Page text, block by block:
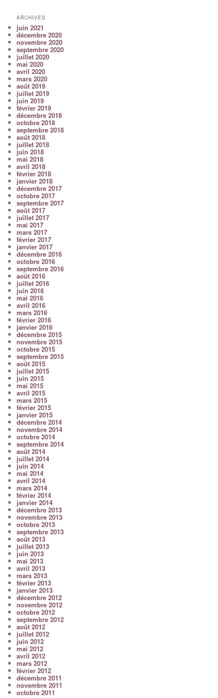
ARCHIVES
juin 2021
décembre 2020
novembre 2020
septembre 2020
juillet 2020
mai 2020
avril 2020
mars 2020
août 2019
juillet 2019
juin 2019
février 2019
décembre 2018
octobre 2018
septembre 2018
août 2018
juillet 2018
juin 2018
mai 2018
avril 2018
février 2018
janvier 2018
décembre 2017
octobre 2017
septembre 2017
août 2017
juillet 2017
mai 2017
mars 2017
février 2017
janvier 2017
décembre 2016
octobre 2016
septembre 2016
août 2016
juillet 2016
juin 2016
mai 2016
avril 2016
mars 2016
février 2016
janvier 2016
décembre 2015
novembre 2015
octobre 2015
septembre 2015
août 2015
juillet 2015
juin 2015
mai 2015
avril 2015
mars 2015
février 2015
janvier 2015
décembre 2014
novembre 2014
octobre 2014
septembre 2014
août 2014
juillet 2014
juin 2014
mai 2014
avril 2014
mars 2014
février 2014
janvier 2014
décembre 2013
novembre 2013
octobre 2013
septembre 2013
août 2013
juillet 2013
juin 2013
mai 2013
avril 2013
mars 2013
février 2013
janvier 2013
décembre 2012
novembre 2012
octobre 2012
septembre 2012
août 2012
juillet 2012
juin 2012
mai 2012
avril 2012
mars 2012
février 2012
décembre 2011
novembre 2011
octobre 2011